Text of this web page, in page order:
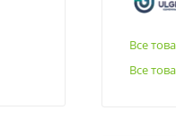
Все
Все